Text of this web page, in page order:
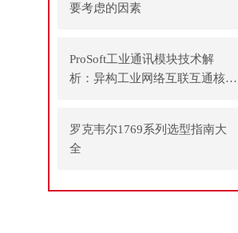
要考虑的因素
ProSoft工业通讯模块技术解
析：异构工业网络互联互通核心
罗克韦尔1769系列选型指南大
全